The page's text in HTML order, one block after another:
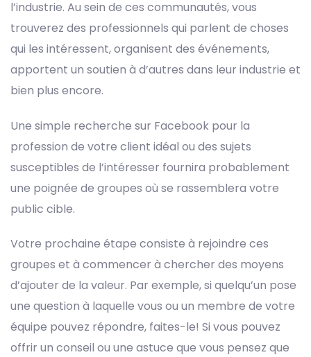
l’industrie. Au sein de ces communautés, vous
trouverez des professionnels qui parlent de choses
qui les intéressent, organisent des événements,
apportent un soutien à d’autres dans leur industrie et
bien plus encore.
Une simple recherche sur Facebook pour la
profession de votre client idéal ou des sujets
susceptibles de l’intéresser fournira probablement
une poignée de groupes où se rassemblera votre
public cible.
Votre prochaine étape consiste à rejoindre ces
groupes et à commencer à chercher des moyens
d’ajouter de la valeur. Par exemple, si quelqu’un pose
une question à laquelle vous ou un membre de votre
équipe pouvez répondre, faites-le! Si vous pouvez
offrir un conseil ou une astuce que vous pensez que